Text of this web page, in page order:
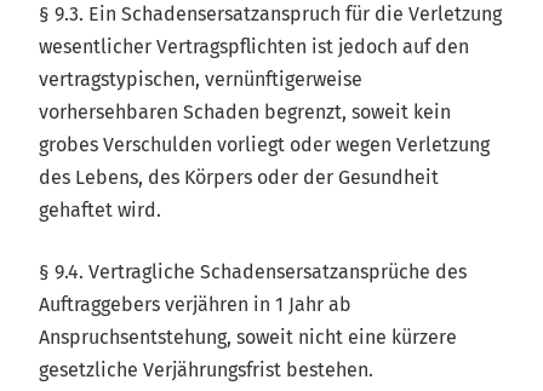
§ 9.3. Ein Schadensersatzanspruch für die Verletzung
wesentlicher Vertragspflichten ist jedoch auf den
vertragstypischen, vernünftigerweise
vorhersehbaren Schaden begrenzt, soweit kein
grobes Verschulden vorliegt oder wegen Verletzung
des Lebens, des Körpers oder der Gesundheit
gehaftet wird.
§ 9.4. Vertragliche Schadensersatzansprüche des
Auftraggebers verjähren in 1 Jahr ab
Anspruchsentstehung, soweit nicht eine kürzere
gesetzliche Verjährungsfrist bestehen.